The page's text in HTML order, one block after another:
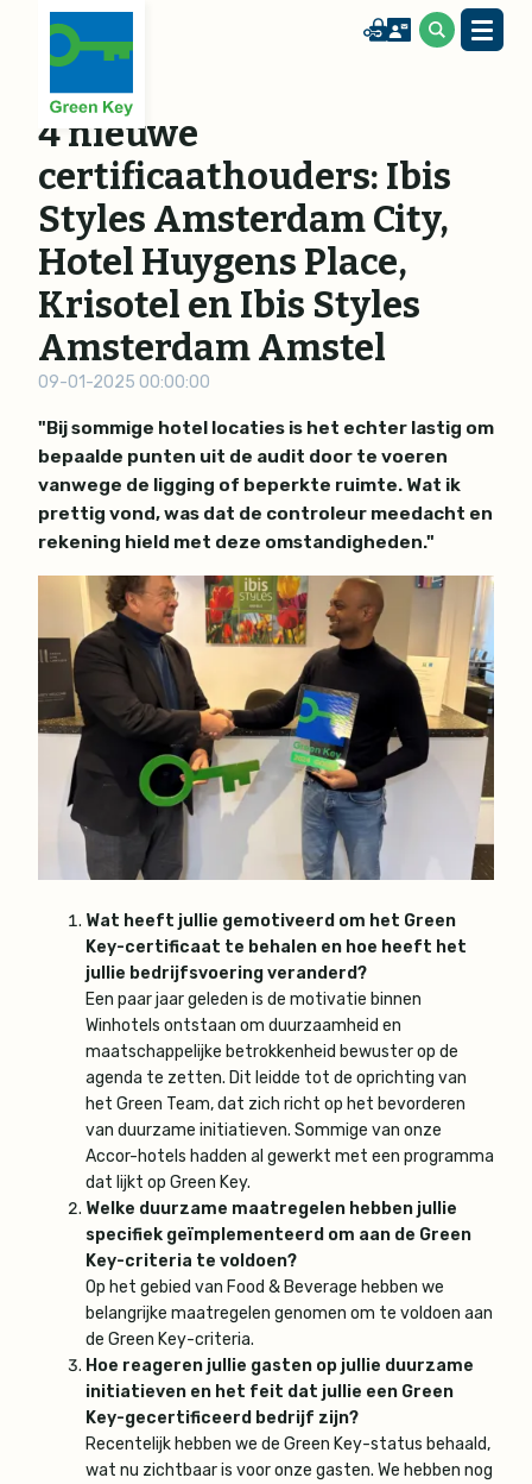
4 nieuwe
certificaathouders: Ibis
Styles Amsterdam City,
Hotel Huygens Place,
Krisotel en Ibis Styles
Amsterdam Amstel
09-01-2025 00:00:00
"Bij sommige hotel locaties is het echter lastig om
bepaalde punten uit de audit door te voeren
vanwege de ligging of beperkte ruimte. Wat ik
prettig vond, was dat de controleur meedacht en
rekening hield met deze omstandigheden."
Wat heeft jullie gemotiveerd om het Green
Key-certificaat te behalen en hoe heeft het
jullie bedrijfsvoering veranderd?
Een paar jaar geleden is de motivatie binnen
Winhotels ontstaan om duurzaamheid en
maatschappelijke betrokkenheid bewuster op de
agenda te zetten. Dit leidde tot de oprichting van
het Green Team, dat zich richt op het bevorderen
van duurzame initiatieven. Sommige van onze
Accor-hotels hadden al gewerkt met een programma
dat lijkt op Green Key.
Welke duurzame maatregelen hebben jullie
specifiek geïmplementeerd om aan de Green
Key-criteria te voldoen?
Op het gebied van Food & Beverage hebben we
belangrijke maatregelen genomen om te voldoen aan
de Green Key-criteria.
Hoe reageren jullie gasten op jullie duurzame
initiatieven en het feit dat jullie een Green
Key-gecertificeerd bedrijf zijn?
Recentelijk hebben we de Green Key-status behaald,
wat nu zichtbaar is voor onze gasten. We hebben nog